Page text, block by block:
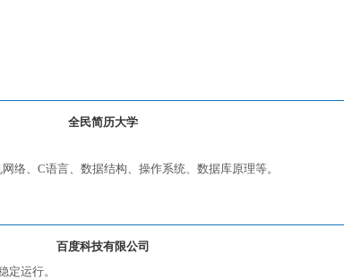
全民简历大学
络、C语言、数据结构、操作系统、数据库原理等。
百度科技有限公司
定运行。